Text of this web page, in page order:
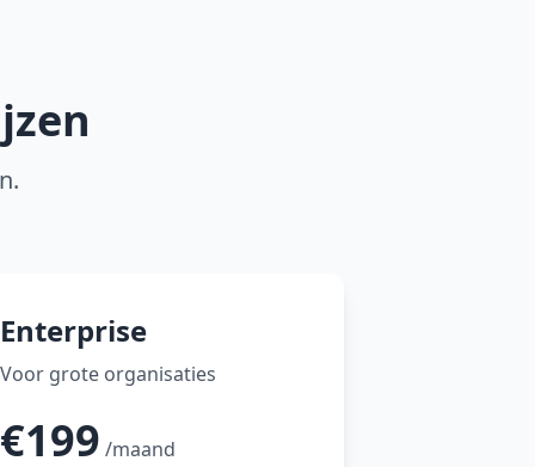
Enterprise
Voor grote organisaties
€199 /maand